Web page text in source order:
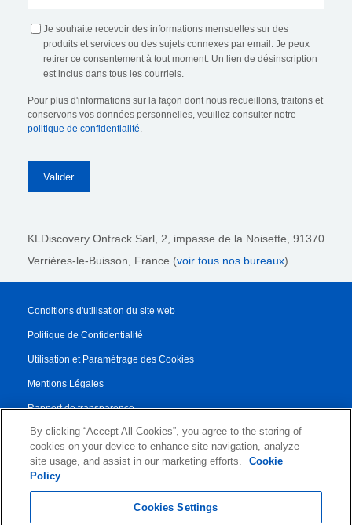
Je souhaite recevoir des informations mensuelles sur des
produits et services ou des sujets connexes par email. Je peux
retirer ce consentement à tout moment. Un lien de désinscription
est inclus dans tous les courriels.
Pour plus d'informations sur la façon dont nous recueillons, traitons et
conservons vos données personnelles, veuillez consulter notre
politique de confidentialité.
KLDiscovery Ontrack Sarl, 2, impasse de la Noisette, 91370
Verrières-le-Buisson, France (voir tous nos bureaux)
Conditions d'utilisation du site web
Politique de Confidentialité
Utilisation et Paramétrage des Cookies
Mentions Légales
Rapport de transparence
Conditions Générales de Vente
Contrat de Partenariat
By clicking “Accept All Cookies”, you agree to the storing of
cookies on your device to enhance site navigation, analyze
site usage, and assist in our marketing efforts.
Cookie
Policy
Cookies Settings